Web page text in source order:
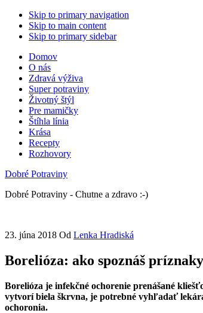
Skip to primary navigation
Skip to main content
Skip to primary sidebar
Domov
O nás
Zdravá výživa
Super potraviny
Životný štýl
Pre mamičky
Štíhla línia
Krása
Recepty
Rozhovory
Dobré Potraviny
Dobré Potraviny - Chutne a zdravo :-)
23. júna 2018 Od Lenka Hradiská
Borelióza: ako spoznáš
Borelióza je infekčné ochorenie prenášané
vytvorí biela škrvna, je potrebné vyhľadať
ochoronia.